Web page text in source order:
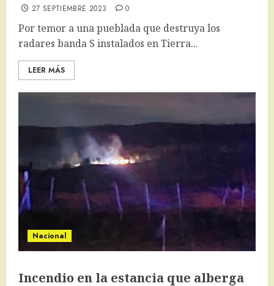
27 SEPTIEMBRE 2023 0
Por temor a una pueblada que destruya los
radares banda S instalados en Tierra...
LEER MÁS
Nacional
Incendio en la estancia que alberga